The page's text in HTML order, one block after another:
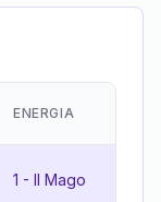
ENERGIA
1 - Il Mago